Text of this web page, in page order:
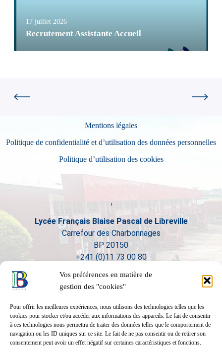
Vos préférences en matière de
gestion des "cookies"
Pour offrir les meilleures expériences, nous utilisons des technologies telles que les
cookies pour stocker et/ou accéder aux informations des appareils. Le fait de consentir
à ces technologies nous permettra de traiter des données telles que le comportement de
navigation ou les ID uniques sur ce site. Le fait de ne pas consentir ou de retirer son
consentement peut avoir un effet négatif sur certaines caractéristiques et fonctions.
17 juillet 2026
Recrutement Assistante Accueil
Mentions légales
Politique de confidentialité et d’utilisation des données personnelles
Politique d’utilisation des cookies
Lycée Français Blaise Pascal de Libreville
Carrefour des Charbonnages
BP 20150
+241 (0)11 73 00 80